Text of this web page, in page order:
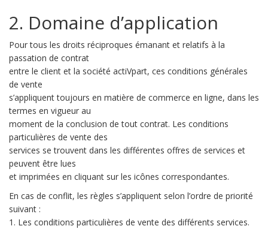
2. Domaine d’application
Pour tous les droits réciproques émanant et relatifs à la
passation de contrat
entre le client et la société actiVpart, ces conditions générales
de vente
s’appliquent toujours en matière de commerce en ligne, dans les
termes en vigueur au
moment de la conclusion de tout contrat. Les conditions
particulières de vente des
services se trouvent dans les différentes offres de services et
peuvent être lues
et imprimées en cliquant sur les icônes correspondantes.
En cas de conflit, les règles s’appliquent selon l’ordre de priorité
suivant :
1. Les conditions particulières de vente des différents services.